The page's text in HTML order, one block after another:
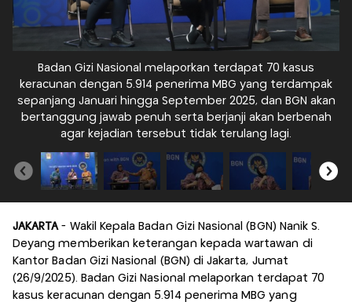
Badan Gizi Nasional melaporkan terdapat 70 kasus
keracunan dengan 5.914 penerima MBG yang terdampak
sepanjang Januari hingga September 2025, dan BGN akan
bertanggung jawab penuh serta berjanji akan berbenah
agar kejadian tersebut tidak terulang lagi.
JAKARTA - Wakil Kepala Badan Gizi Nasional (BGN) Nanik S.
Deyang memberikan keterangan kepada wartawan di
Kantor Badan Gizi Nasional (BGN) di Jakarta, Jumat
(26/9/2025). Badan Gizi Nasional melaporkan terdapat 70
kasus keracunan dengan 5.914 penerima MBG yang